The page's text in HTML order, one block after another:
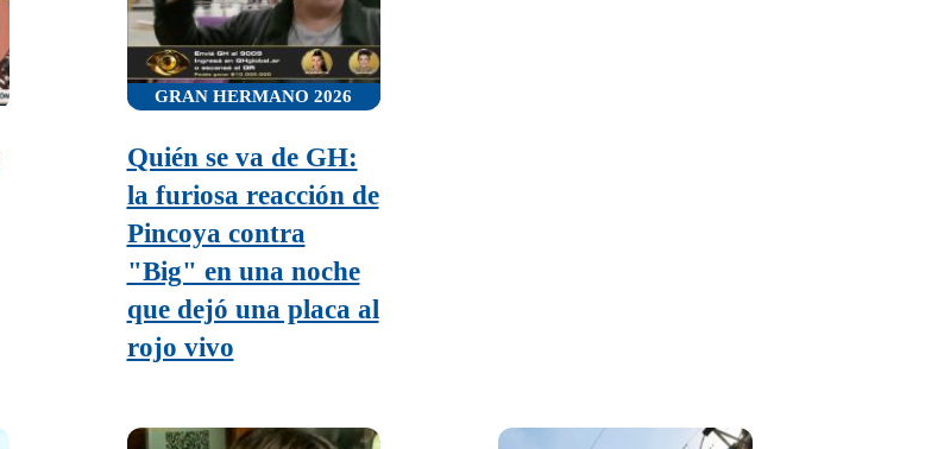
GRAN HERMANO 2026
Quién se va de GH:
la furiosa reacción de
Pincoya contra
"Big" en una noche
que dejó una placa al
rojo vivo